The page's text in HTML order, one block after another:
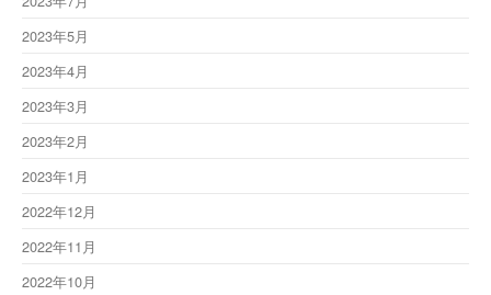
2023年5月
2023年4月
2023年3月
2023年2月
2023年1月
2022年12月
2022年11月
2022年10月